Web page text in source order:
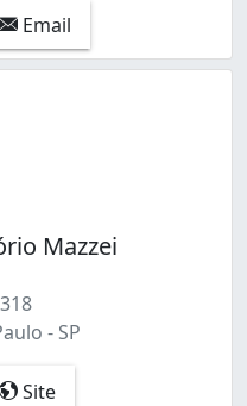
Email
Mazzei
- SP
Site